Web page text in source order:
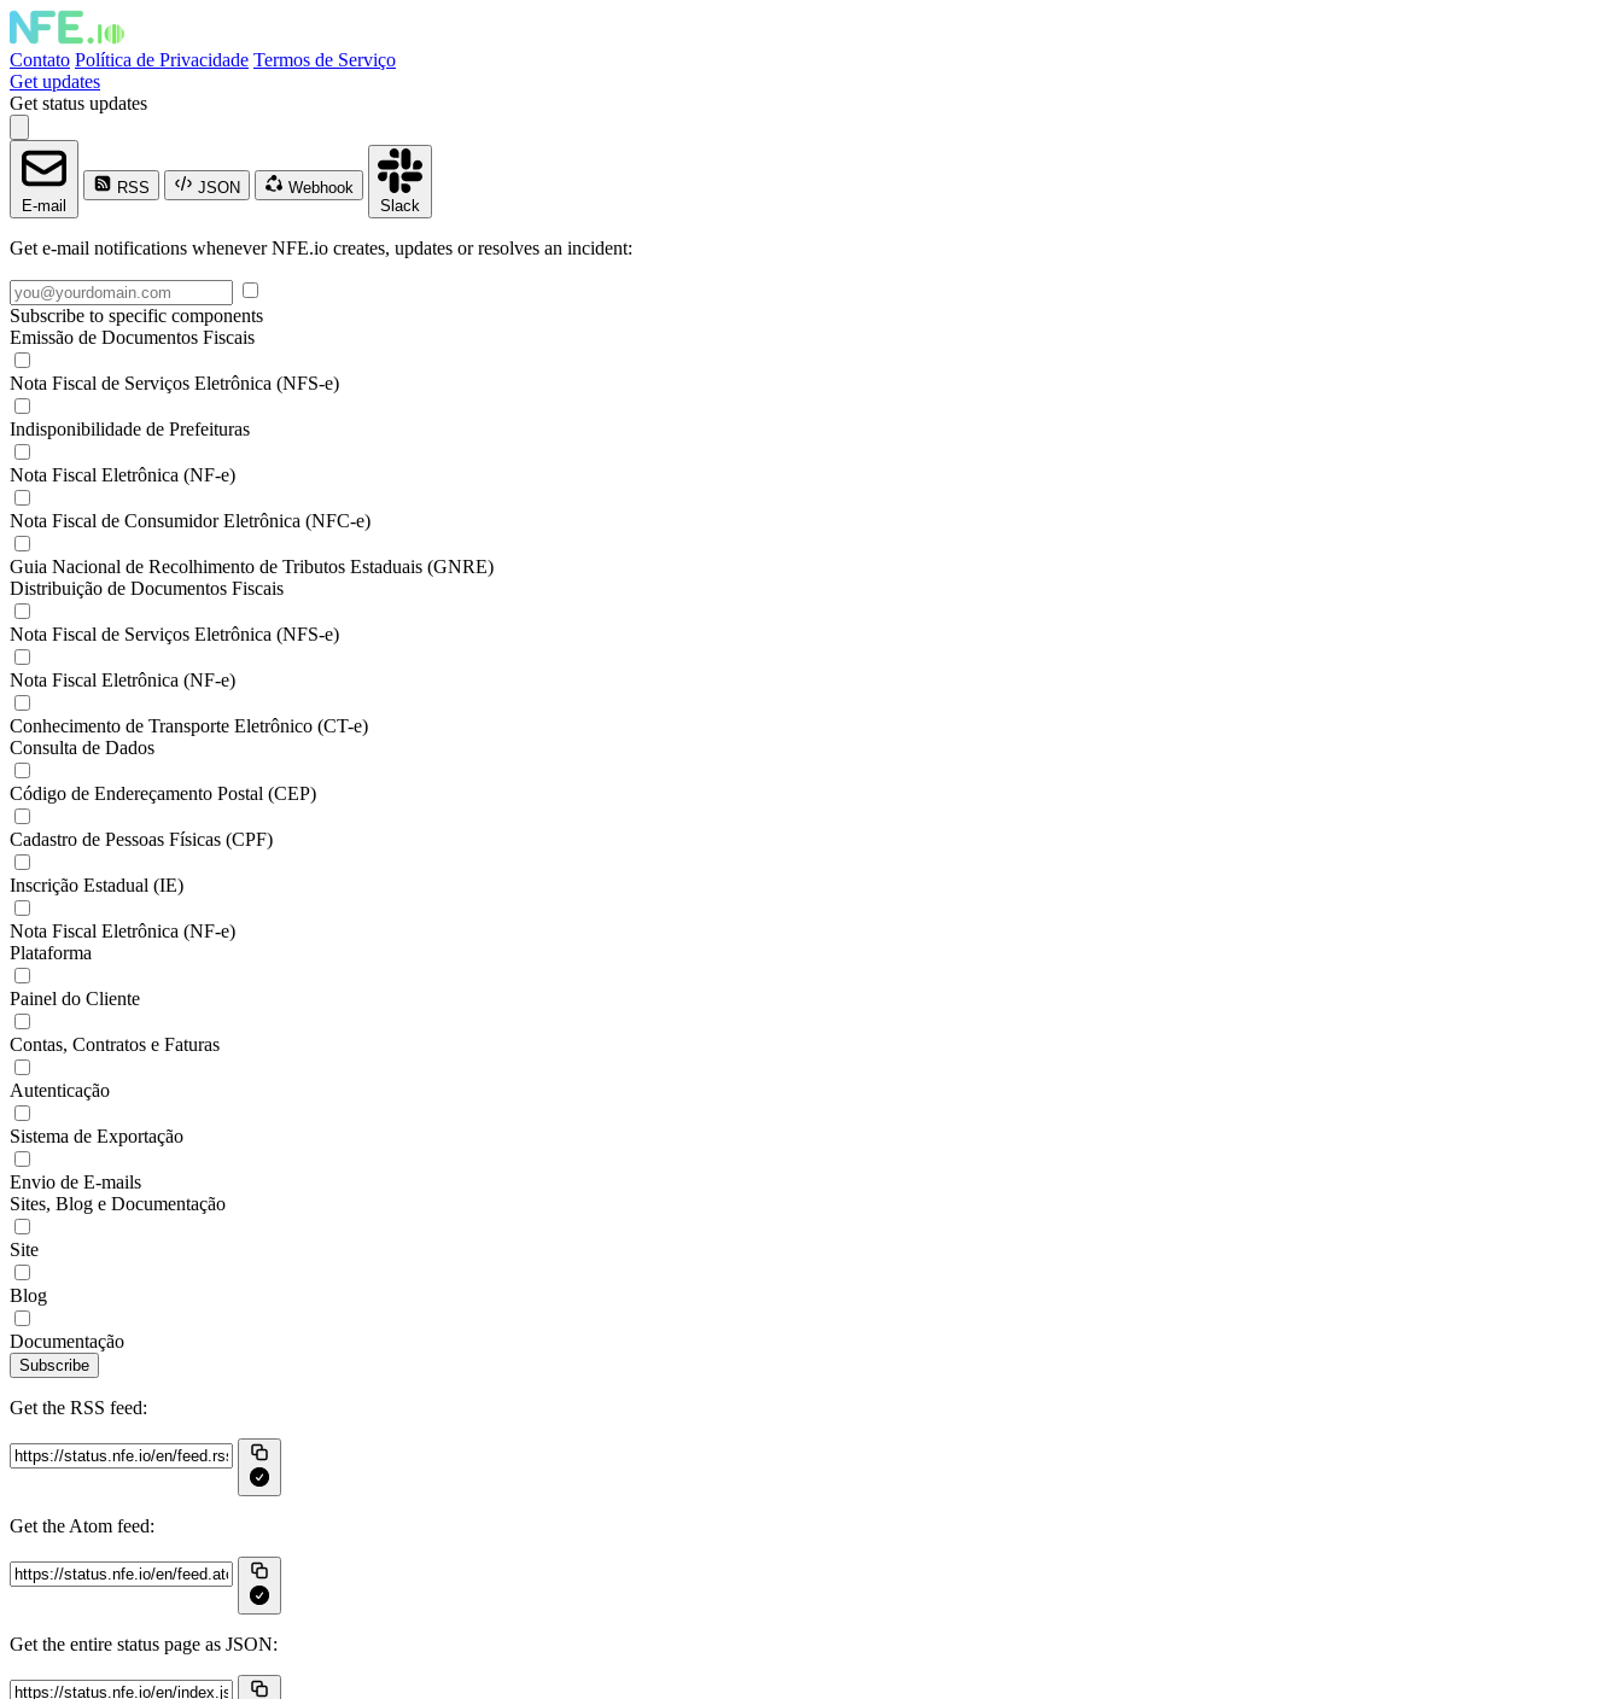
Contato Política de Privacidade Termos de Serviço
Get updates
Get status updates
E-mail
RSS JSON
Webhook
Slack
Get e-mail notifications whenever NFE.io creates, updates or resolves an incident:
Subscribe to specific components
Emissão de Documentos Fiscais
Nota Fiscal de Serviços Eletrônica (NFS-e)
Indisponibilidade de Prefeituras
Nota Fiscal Eletrônica (NF-e)
Nota Fiscal de Consumidor Eletrônica (NFC-e)
Guia Nacional de Recolhimento de Tributos Estaduais (GNRE)
Distribuição de Documentos Fiscais
Nota Fiscal de Serviços Eletrônica (NFS-e)
Nota Fiscal Eletrônica (NF-e)
Conhecimento de Transporte Eletrônico (CT-e)
Consulta de Dados
Código de Endereçamento Postal (CEP)
Cadastro de Pessoas Físicas (CPF)
Inscrição Estadual (IE)
Nota Fiscal Eletrônica (NF-e)
Plataforma
Painel do Cliente
Contas, Contratos e Faturas
Autenticação
Sistema de Exportação
Envio de E-mails
Sites, Blog e Documentação
Site
Blog
Documentação
Subscribe
Get the RSS feed:
Get the Atom feed:
Get the entire status page as JSON: